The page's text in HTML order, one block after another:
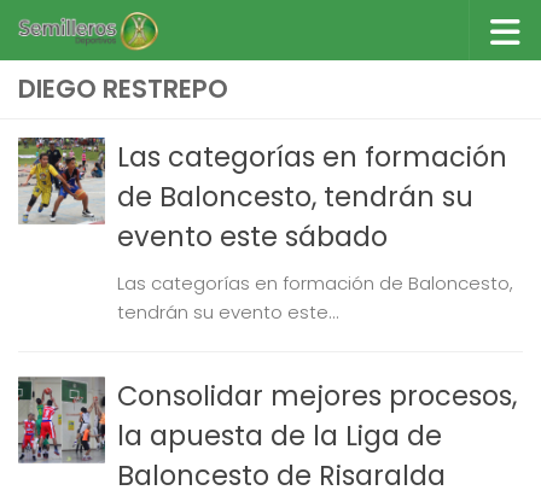
Saltar al contenido
DIEGO RESTREPO
Las categorías en formación
de Baloncesto, tendrán su
evento este sábado
Las categorías en formación de Baloncesto,
tendrán su evento este...
Consolidar mejores procesos,
la apuesta de la Liga de
Baloncesto de Risaralda